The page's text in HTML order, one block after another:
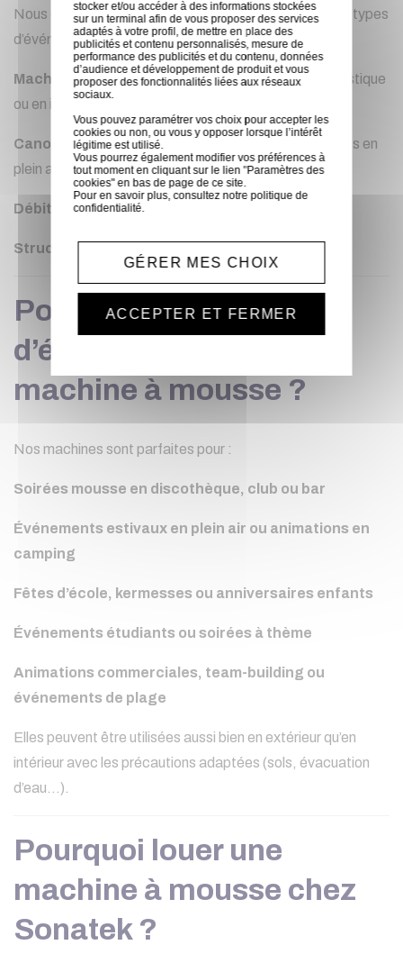
Nous disposons de différents modèles adaptés à tous types
d’événements :
Machines à mousse compactespour usage domestique
ou en intérieur
Canons à mousse professionnels
pour événements en
plein air
Débit ajustable selon la surface à couvrir
Structure simple à monter
Pour quels types
d’événements louer une
machine à mousse ?
Nos machines sont parfaites pour :
Soirées mousse en discothèque, club ou bar
Événements estivaux en plein air ou animations en
camping
Fêtes d’école, kermesses ou anniversaires enfants
Événements étudiants ou soirées à thème
Animations commerciales, team-building ou
événements de plage
Elles peuvent être utilisées aussi bien en extérieur qu’en
intérieur avec les précautions adaptées (sols, évacuation
d’eau…).
Pourquoi louer une
machine à mousse chez
Sonatek ?
stocker et/ou accéder à des informations stockées
sur un terminal afin de vous proposer des services
adaptés à votre profil, de mettre en place des
publicités et contenu personnalisés, mesure de
performance des publicités et du contenu, données
d’audience et développement de produit et vous
proposer des fonctionnalités liées aux réseaux
sociaux.
Vous pouvez paramétrer vos choix pour accepter les
cookies ou non, ou vous y opposer lorsque l’intérêt
légitime est utilisé.
Vous pourrez également modifier vos préférences à
tout moment en cliquant sur le lien "Paramètres des
cookies" en bas de page de ce site.
Pour en savoir plus, consultez notrepolitique de
confidentialité
GÉRER MES CHOIX
ACCEPTER ET FERMER